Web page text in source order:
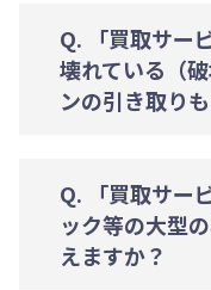
Q. 「買取サー
壊れている（
ンの引き取り
Q. 「買取サー
ック等の大型
えますか？